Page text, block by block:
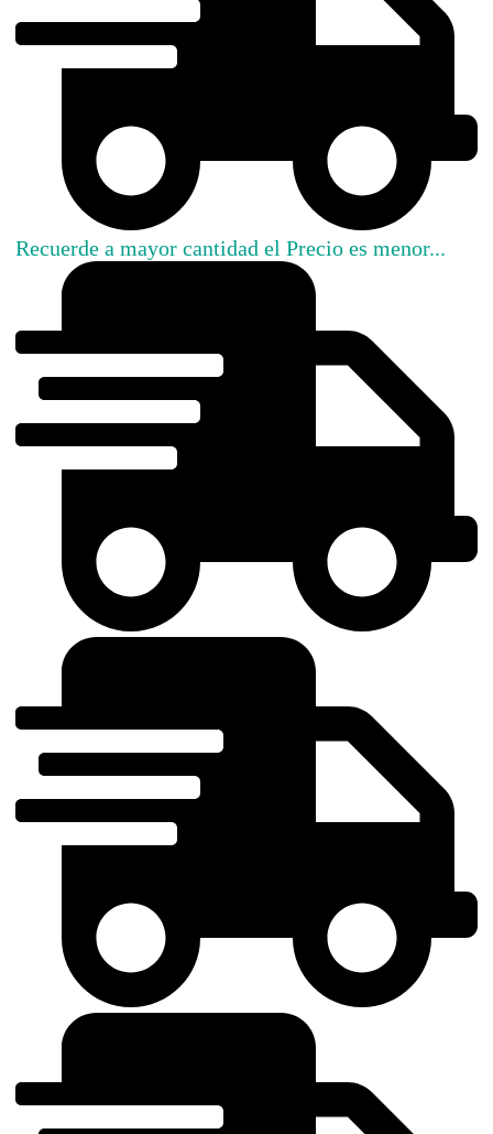
Recuerde a mayor cantidad el Precio es menor...